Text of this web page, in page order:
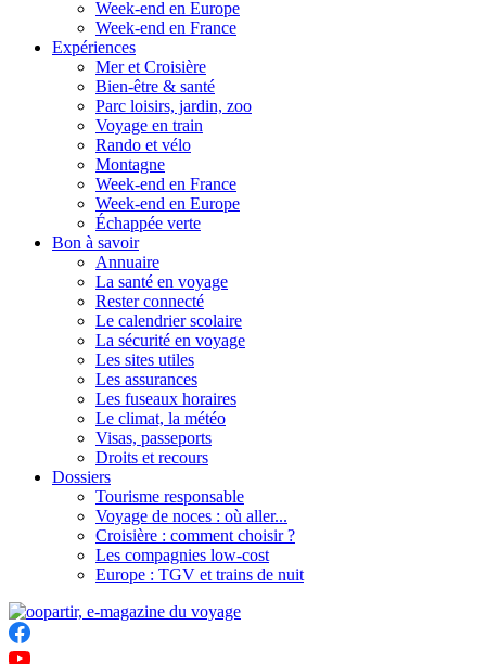
Week-end en Europe
Week-end en France
Expériences
Mer et Croisière
Bien-être & santé
Parc loisirs, jardin, zoo
Voyage en train
Rando et vélo
Montagne
Week-end en France
Week-end en Europe
Échappée verte
Bon à savoir
Annuaire
La santé en voyage
Rester connecté
Le calendrier scolaire
La sécurité en voyage
Les sites utiles
Les assurances
Les fuseaux horaires
Le climat, la météo
Visas, passeports
Droits et recours
Dossiers
Tourisme responsable
Voyage de noces : où aller...
Croisière : comment choisir ?
Les compagnies low-cost
Europe : TGV et trains de nuit